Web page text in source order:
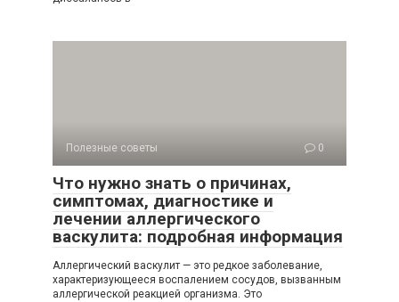
Полезные советы 0
Что нужно знать о причинах,
симптомах, диагностике и
лечении аллергического
васкулита: подробная информация
Аллергический васкулит — это редкое заболевание,
характеризующееся воспалением сосудов, вызванным
аллергической реакцией организма. Это